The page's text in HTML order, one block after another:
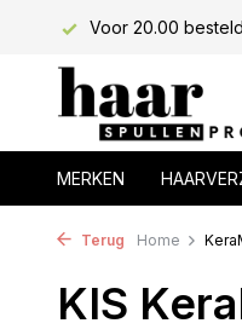
Voor 20.00
MERKEN
Terug Home
KIS